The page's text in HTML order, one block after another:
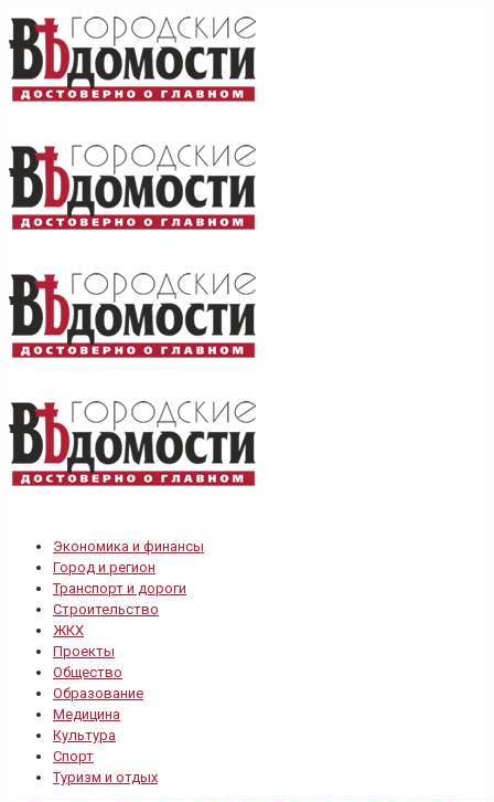
Экономика и финансы
Город и регион
Транспорт и дороги
Строительство
ЖКХ
Проекты
Общество
Образование
Медицина
Культура
Спорт
Туризм и отдых